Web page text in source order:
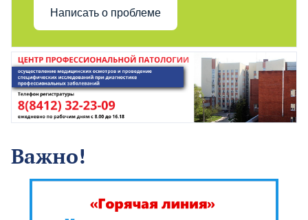
Написать о проблеме
Важно!